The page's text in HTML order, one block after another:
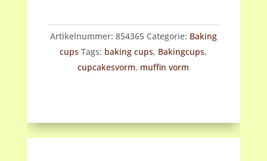
metallic
aantal
Artikelnummer: 854365 Categorie: Baking
cups Tags: baking cups, Bakingcups,
cupcakesvorm, muffin vorm